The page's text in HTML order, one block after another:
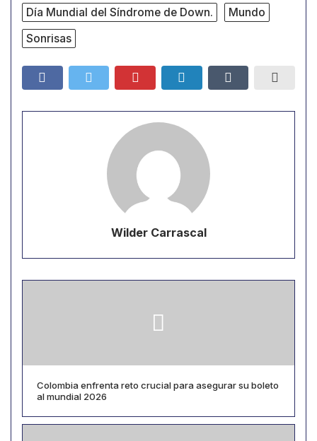
Día Mundial del Síndrome de Down.
Mundo
Sonrisas
Wilder Carrascal
Colombia enfrenta reto crucial para asegurar su boleto
al mundial 2026